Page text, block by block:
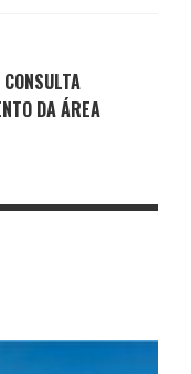
DA ÁREA